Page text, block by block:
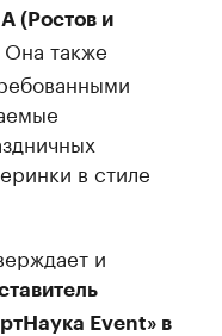
(Ростов и
Она также
в стиле
и
Event» в